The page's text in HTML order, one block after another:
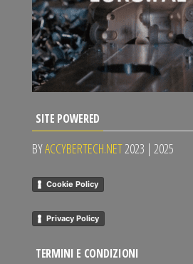
SITE POWERED
BYACCYBERTECH.NET2023 | 2025
Cookie Policy
Privacy Policy
TERMINI E CONDIZIONI